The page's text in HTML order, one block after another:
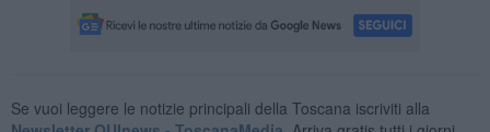
Se vuoi leggere le notizie principali della Toscana iscriviti alla